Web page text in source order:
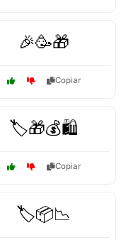
🎉🥳🎁
Copiar
🏷️🎁💰🛍️
Copiar
🏷️📦📉